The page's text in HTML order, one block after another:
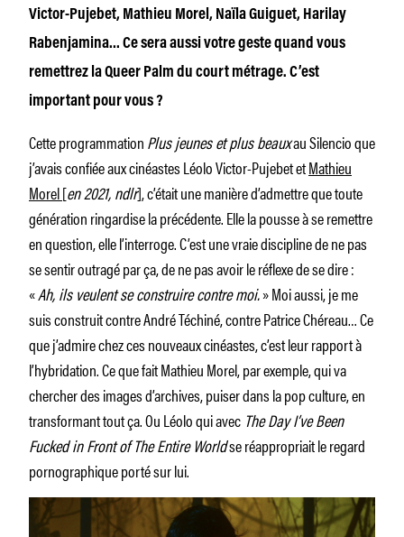
Victor-Pujebet, Mathieu Morel, Naïla Guiguet, Harilay
Rabenjamina… Ce sera aussi votre geste quand vous
remettrez la Queer Palm du court métrage. C’est
important pour vous ?
Cette programmationPlus jeunes et plus beauxau Silencio que
j’avais confiée aux cinéastes Léolo Victor-Pujebet etMathieu
Morel[en 2021, ndlr], c’était une manière d’admettre que toute
génération ringardise la précédente. Elle la pousse à se remettre
en question, elle l’interroge. C’est une vraie discipline de ne pas
se sentir outragé par ça, de ne pas avoir le réflexe de se dire :
«Ah, ils veulent se construire contre moi.» Moi aussi, je me
suis construit contre André Téchiné, contre Patrice Chéreau… Ce
que j’admire chez ces nouveaux cinéastes, c’est leur rapport à
l’hybridation. Ce que fait Mathieu Morel, par exemple, qui va
chercher des images d’archives, puiser dans la pop culture, en
transformant tout ça. Ou Léolo qui avec The Day I’ve Been
Fucked in Front of The Entire Worldse réappropriait le regard
pornographique porté sur lui.